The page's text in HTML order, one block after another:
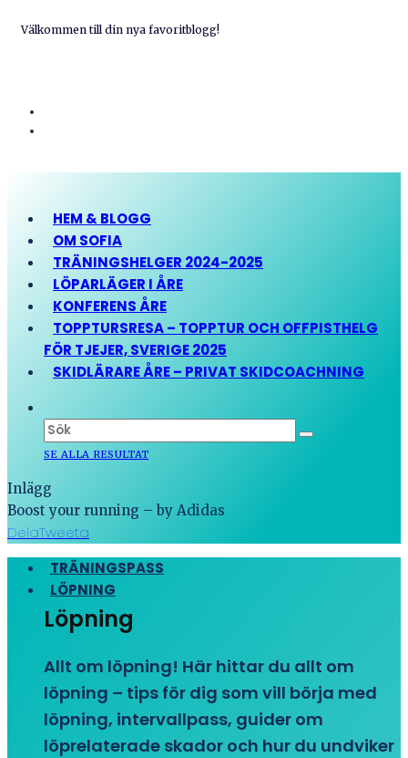
Välkommen till din nya favoritblogg!
HEM & BLOGG
OM SOFIA
TRÄNINGSHELGER 2024-2025
LÖPARLÄGER I ÅRE
KONFERENS ÅRE
TOPPTURSRESA – TOPPTUR OCH OFFPISTHELG
FÖR TJEJER, SVERIGE 2025
SKIDLÄRARE ÅRE – PRIVAT SKIDCOACHNING
SE ALLA RESULTAT
Inlägg
Boost your running – by Adidas
DelaTweeta
TRÄNINGSPASS
LÖPNING
Löpning
Allt om löpning! Här hittar du allt om
löpning – tips för dig som vill börja med
löpning, intervallpass, guider om
löprelaterade skador och hur du undviker